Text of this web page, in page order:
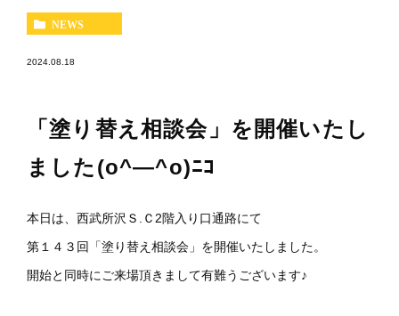
NEWS
2024.08.18
「塗り替え相談会」を開催いたし
ました(o^―^o)ﾆｺ
本日は、西武所沢Ｓ.Ｃ2階入り口通路にて
第１４３回「塗り替え相談会」を開催いたしました。
開始と同時にご来場頂きまして有難うございます♪